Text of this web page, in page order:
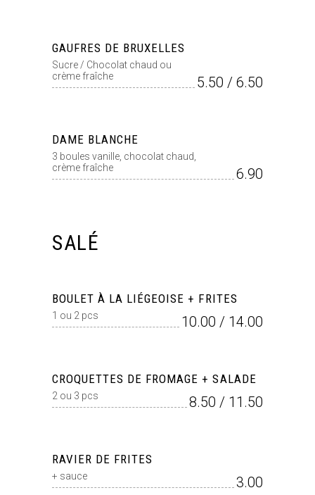
GAUFRES DE BRUXELLES
Sucre / Chocolat chaud ou
crème fraîche
5.50 / 6.50
DAME BLANCHE
3 boules vanille, chocolat chaud,
crème fraîche
6.90
SALÉ
BOULET À LA LIÉGEOISE + FRITES
1 ou 2 pcs 10.00 / 14.00
CROQUETTES DE FROMAGE + SALADE
2 ou 3 pcs 8.50 / 11.50
RAVIER DE FRITES
+ sauce 3.00